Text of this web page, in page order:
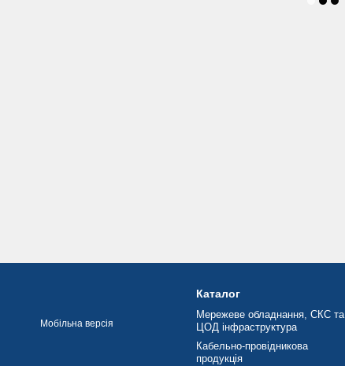
Мобільна версія
Каталог
Мережеве обладнання, СКС та
ЦОД інфраструктура
Кабельно-провідникова
продукція